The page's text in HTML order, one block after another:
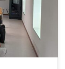
e gestione
il